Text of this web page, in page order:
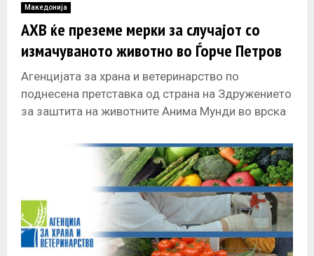
Македонија
АХВ ќе преземе мерки за случајот со
измачуваното животно во Ѓорче Петров
Агенцијата за храна и ветеринарство по
поднесена претставка од страна на Здружението
за заштита на животните Анима Мунди во врска